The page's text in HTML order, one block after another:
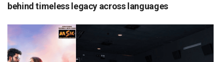
behind timeless legacy across languages